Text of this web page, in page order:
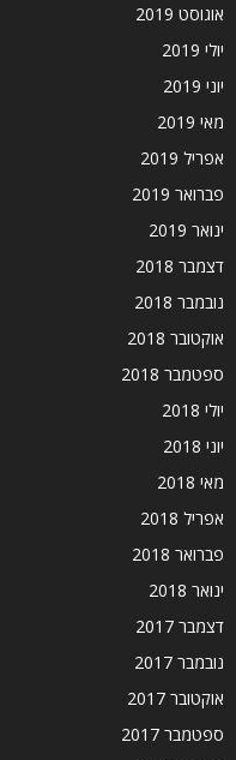
אוגוסט 2019
יולי 2019
יוני 2019
מאי 2019
אפריל 2019
פברואר 2019
ינואר 2019
דצמבר 2018
נובמבר 2018
אוקטובר 2018
ספטמבר 2018
יולי 2018
יוני 2018
מאי 2018
אפריל 2018
פברואר 2018
ינואר 2018
דצמבר 2017
נובמבר 2017
אוקטובר 2017
ספטמבר 2017